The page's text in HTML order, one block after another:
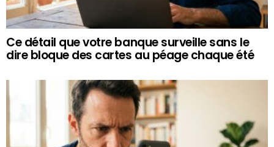
Ce détail que votre banque surveille sans le
dire bloque des cartes au péage chaque été